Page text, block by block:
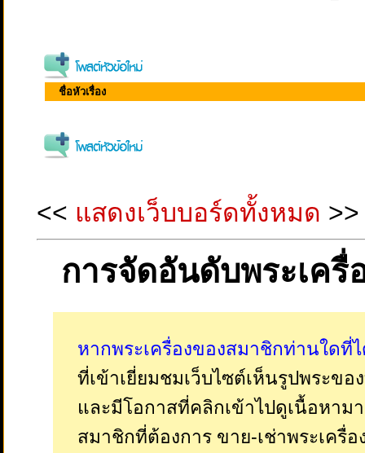
ชื่อหัวเรื่อง
<< แสดงเว็บบอร์ดทั้งหมด >>
การจัดอันดับพระเครื่
หากพระเครื่องของสมาชิกท่านใด
ที่เข้าเยี่ยมชมเว็บไซต์เห็นรูปพระข
และมีโอกาสที่คลิกเข้าไปดูเนื้อหา
สมาชิกที่ต้องการ ขาย-เช่าพระเครื่อ